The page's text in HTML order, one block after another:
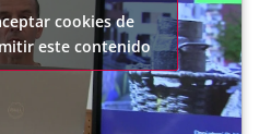
cookies de
este contenido